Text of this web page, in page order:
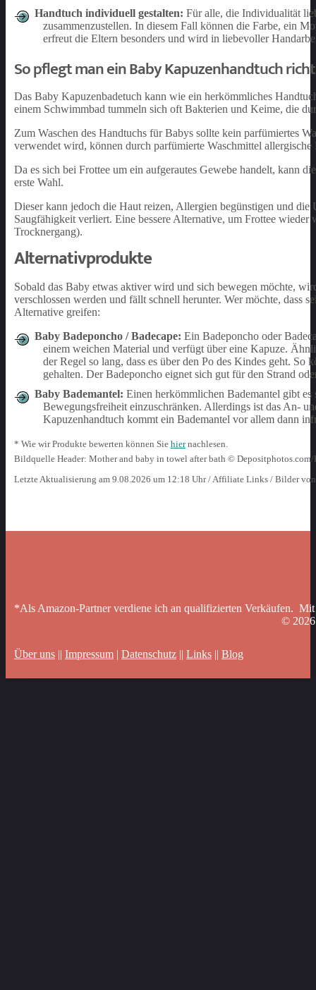
Handtuch individuell gestalten: Für alle, die Individualität
zusammenzustellen. In diesem Fall können die Farbe, ein
erfreut die Eltern besonders und wird in liebevoller
So pflegt man ein Baby Kapuzenhandtuch
Das Baby Kapuzenbadetuch kann wie ein herkömmliches
einem Schwimmbad tummeln sich oft Bakterien und Keime, die
Zum Waschen des Handtuchs für Babys sollte kein parfümiertes
verwendet wird, können durch parfümierte Waschmittel
Da es sich bei Frottee um ein aufgerautes Gewebe handelt, kann
erste Wahl.
Dieser kann jedoch die Haut reizen, Allergien begünstigen und die
Saugfähigkeit verliert. Eine bessere Alternative, um Frottee
Trocknergang).
Alternativprodukte
Sobald das Baby etwas aktiver wird und sich bewegen möchte,
verschlossen werden und fällt schnell herunter. Wer möchte, dass
Alternative greifen:
Baby Badeponcho / Badecape: Ein Badeponcho oder
einem weichen Material und verfügt über eine Kapuze.
der Regel so lang, dass es über den Po des Kindes geht.
gehalten. Der Badeponcho eignet sich gut für den Strand
Baby Bademantel: Einen herkömmlichen Bademantel gibt
Bewegungsfreiheit einzuschränken. Allerdings ist das An-
Kapuzenhandtuch kommt ein Bademantel vor allem dann
* Wie wir Produkte bewerten können Sie hiernachlesen.
Bildquelle Header: Mother and baby in towel after bath © Depositphotos.com/
Letzte Aktualisierung am 9.08.2026 um 12:18 Uhr / Affiliate Links / Bilder
*Als Amazon-Partner verdiene ich an qualifizierten Verkäufen.
©
Über uns || Impressum | Datenschutz || Links || Blog